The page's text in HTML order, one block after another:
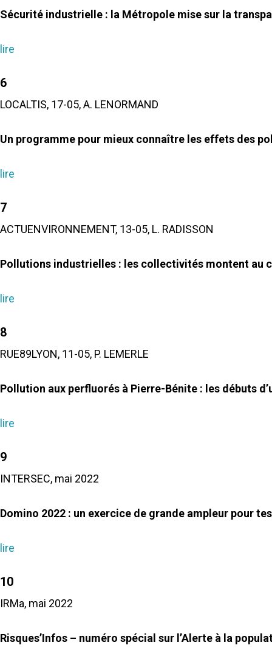
Sécurité industrielle : la Métropole mise sur la
lire
6
LOCALTIS, 17-05, A. LENORMAND
Un programme pour mieux connaître les effets des
lire
7
ACTUENVIRONNEMENT, 13-05, L. RADISSON
Pollutions industrielles : les collectivités montent au
lire
8
RUE89LYON, 11-05, P. LEMERLE
Pollution aux perfluorés à Pierre-Bénite : les débuts
lire
9
INTERSEC, mai 2022
Domino 2022 : un exercice de grande ampleur pour
lire
10
IRMa, mai 2022
Risques’Infos – numéro spécial sur l’Alerte à la